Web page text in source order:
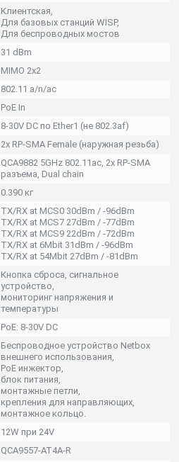
Клиентская,
Для базовых станций WISP,
Для беспроводных мостов
31 dBm
MIMO 2x2
802.11 a/n/ac
PoE In
8-30V DC по Ether1 (не 802.3af)
2x RP-SMA Female (наружная резьба)
QCA9882 5GHz 802.11ac, 2x RP-SMA
разъема, Dual chain
0.390 кг
TX/RX at MCS0 30dBm / -96dBm
TX/RX at MCS7 27dBm / -77dBm
TX/RX at MCS9 22dBm / -72dBm
TX/RX at 6Mbit 31dBm / -96dBm
TX/RX at 54Mbit 27dBm / -81dBm
Кнопка сброса, сигнальное
устройство,
мониторинг напряжения и
температуры
PoE: 8-30V DC
Беспроводное устройство Netbox
внешнего использования,
PoE инжектор,
блок питания,
монтажные петли,
крепления для направляющих,
монтажное кольцо.
12W при 24V
QCA9557-AT4A-R